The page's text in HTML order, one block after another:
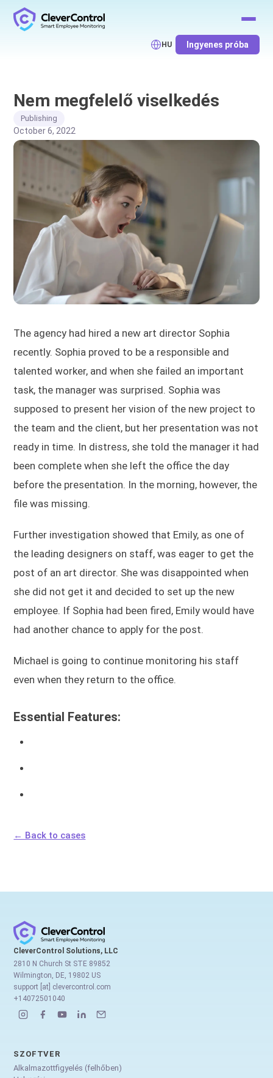
HU Ingyenes próba
Nem megfelelő viselkedés
Publishing
October 6, 2022
The agency had hired a new art director Sophia
recently. Sophia proved to be a responsible and
talented worker, and when she failed an important
task, the manager was surprised. Sophia was
supposed to present her vision of the new project to
the team and the client, but her presentation was not
ready in time. In distress, she told the manager it had
been complete when she left the office the day
before the presentation. In the morning, however, the
file was missing.
Further investigation showed that Emily, as one of
the leading designers on staff, was eager to get the
post of an art director. She was disappointed when
she did not get it and decided to set up the new
employee. If Sophia had been fired, Emily would have
had another chance to apply for the post.
Michael is going to continue monitoring his staff
even when they return to the office.
Essential Features:
← Back to cases
CleverControl Solutions, LLC
2810 N Church St STE 89852
Wilmington, DE, 19802 US
support [at] clevercontrol.com
+14072501040
SZOFTVER
Alkalmazottfigyelés (felhőben)